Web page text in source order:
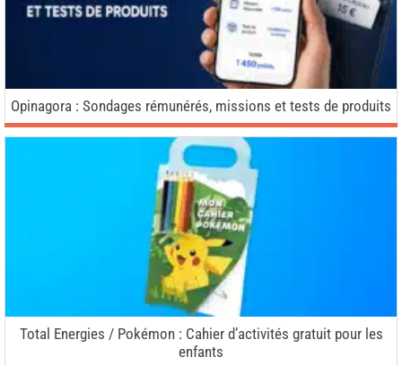
Opinagora : Sondages rémunérés, missions et tests de produits
Total Energies / Pokémon : Cahier d’activités gratuit pour les
enfants